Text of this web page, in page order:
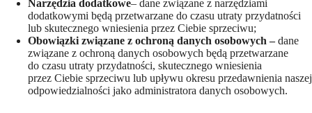
Narzędzia dodatkowe– dane związane z narzędziami
dodatkowymi będą przetwarzane do czasu utraty przydatności
lub skutecznego wniesienia przez Ciebie sprzeciwu;
Obowiązki związane z ochroną danych osobowych –dane
związane z ochroną danych osobowych będą przetwarzane
do czasu utraty przydatności, skutecznego wniesienia
przez Ciebie sprzeciwu lub upływu okresu przedawnienia naszej
odpowiedzialności jako administratora danych osobowych.